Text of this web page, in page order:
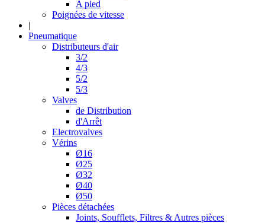
A pied
Poignées de vitesse
|
Pneumatique
Distributeurs d'air
3/2
4/3
5/2
5/3
Valves
de Distribution
d'Arrêt
Electrovalves
Vérins
Ø16
Ø25
Ø32
Ø40
Ø50
Pièces détachées
Joints, Soufflets, Filtres & Autres pièces